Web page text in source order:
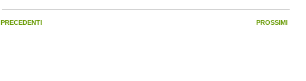
PRECEDENTI PROSSIMI